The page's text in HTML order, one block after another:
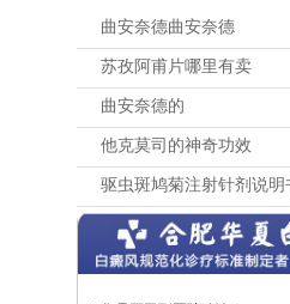
曲安奈德曲安奈德
苏孜阿甫片哪里有卖
曲安奈德的
他克莫司的神奇功效
驱虫斑鸠菊注射针剂说明